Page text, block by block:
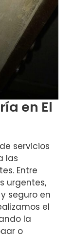
en El
servicios
las
Entre
urgentes,
seguro en
el
la
o